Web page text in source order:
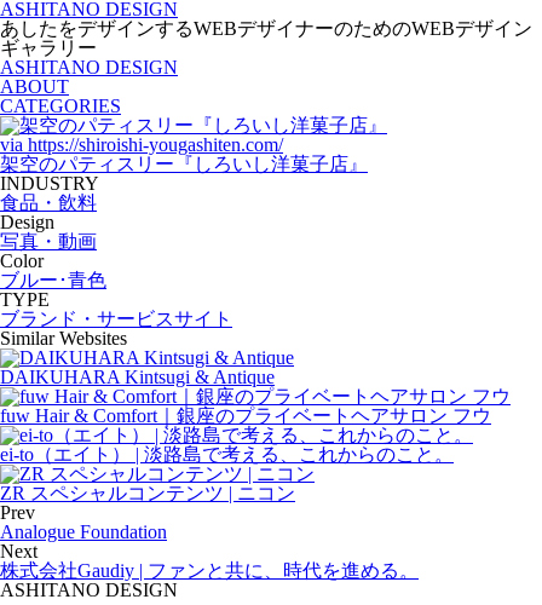
ASHITANO DESIGN
あしたをデザインするWEBデザイナーのためのWEBデザイン
ギャラリー
ASHITANO DESIGN
ABOUT
CATEGORIES
via https://shiroishi-yougashiten.com/
架空のパティスリー『しろいし洋菓子店』
INDUSTRY
食品・飲料
Design
写真・動画
Color
ブルー･青色
TYPE
ブランド・サービスサイト
Similar Websites
DAIKUHARA Kintsugi & Antique
fuw Hair & Comfort｜銀座のプライベートヘアサロン フウ
ei-to（エイト） | 淡路島で考える、これからのこと。
ZR スペシャルコンテンツ | ニコン
Prev
Analogue Foundation
Next
株式会社Gaudiy | ファンと共に、時代を進める。
ASHITANO DESIGN